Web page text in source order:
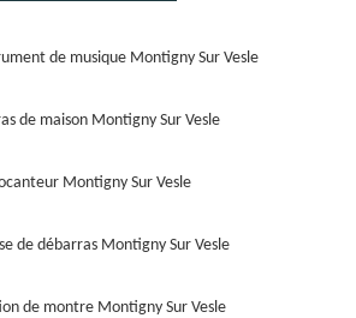
de musique Montigny Sur Vesle
de maison Montigny Sur Vesle
Montigny Sur Vesle
de débarras Montigny Sur Vesle
de montre Montigny Sur Vesle